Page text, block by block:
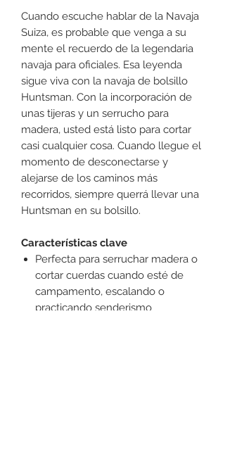
Cuando escuche hablar de la Navaja
Suiza, es probable que venga a su
mente el recuerdo de la legendaria
navaja para oficiales. Esa leyenda
sigue viva con la navaja de bolsillo
Huntsman. Con la incorporación de
unas tijeras y un serrucho para
madera, usted está listo para cortar
casi cualquier cosa. Cuando llegue el
momento de desconectarse y
alejarse de los caminos más
recorridos, siempre querrá llevar una
Huntsman en su bolsillo.
Características clave
Perfecta para serruchar madera o
cortar cuerdas cuando esté de
campamento, escalando o
practicando senderismo